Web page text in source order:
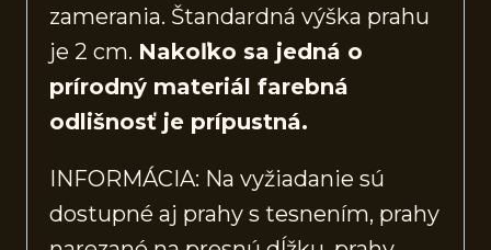
zamerania. Štandardná výška prahu
je 2 cm. Nakoľko sa jedná o
prírodný materiál farebná
odlišnosť je prípustná.
INFORMÁCIA: Na vyžiadanie sú
dostupné aj prahy s tesnením, prahy